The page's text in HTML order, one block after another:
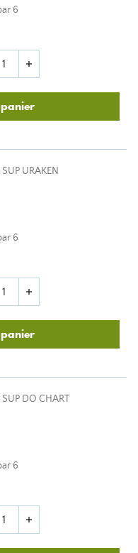
6
add
URAKEN
6
add
DO CHART
6
add